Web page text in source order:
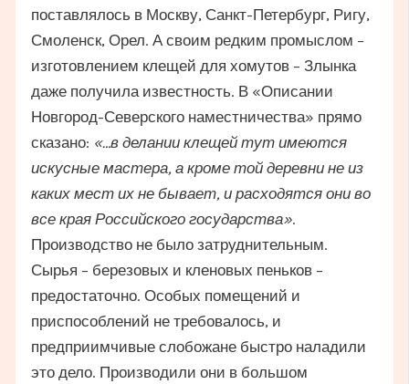
поставлялось в Москву, Санкт-Петербург, Ригу,
Смоленск, Орел. А своим редким промыслом –
изготовлением клещей для хомутов – Злынка
даже получила известность. В «Описании
Новгород-Северского наместничества» прямо
сказано: «…в делании клещей тут имеются
искусные мастера, а кроме той деревни не из
каких мест их не бывает, и расходятся они во
все края Российского государства».
Производство не было затруднительным.
Сырья – березовых и кленовых пеньков –
предостаточно. Особых помещений и
приспособлений не требовалось, и
предприимчивые слобожане быстро наладили
это дело. Производили они в большом